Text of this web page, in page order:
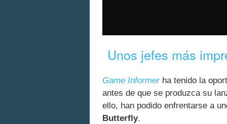
Unos jefes más
Game Informerha tenido la
antes de que se produzca su
ello, han podido enfrentarse a
Butterfly.